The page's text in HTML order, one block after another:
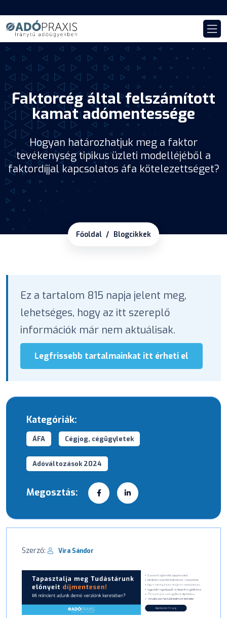
Faktorcég által felszámított
kamat adómentessége
Hogyan határozhatjuk meg a faktor
tevékenység tipikus üzleti modelléjéből a
faktordíjjal kapcsolatos áfa kötelezettséget?
Főoldal Blogcikkek
Ez a tartalom 815 napja jelent meg,
lehetséges, hogy az itt szereplő
információk már nem aktuálisak.
Legfrissebb tartalmainkat itt érheti el
Kategóriák:
ÁFA Cégjog, cégügyletek
Adóváltozások 2024
Megosztás:
Szerző: Vira Sándor